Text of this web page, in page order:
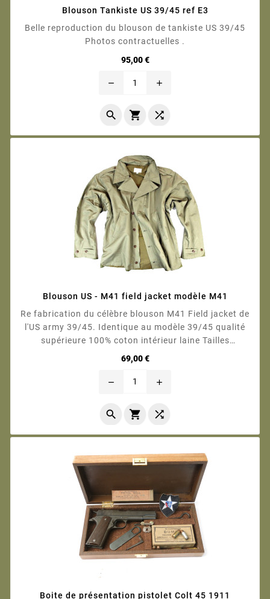
Blouson Tankiste US 39/45 ref E3
Belle reproduction du blouson de tankiste US 39/45
Photos contractuelles .
95,00 €Prix
remove add
  
Blouson US - M41 field jacket modèle M41
Re fabrication du célèbre blouson M41 Field jacket de
l'US army 39/45. Identique au modèle 39/45 qualité
supérieure 100% coton intérieur laine Tailles
69,00 €Prix
remove add
  
Boite de présentation pistolet Colt 45 1911